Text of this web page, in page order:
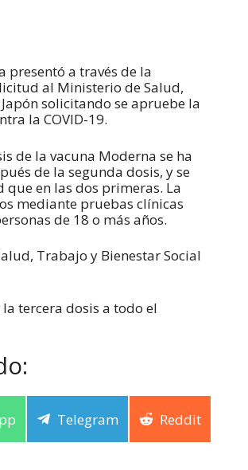
presentó a través de la
al Ministerio de Salud,
solicitando se apruebe la
la COVID-19.
de la vacuna Moderna se ha
de la segunda dosis, y se
en las dos primeras. La
mediante pruebas clínicas
de 18 o más años.
Trabajo y Bienestar Social
tercera dosis a todo el
Telegram Reddit